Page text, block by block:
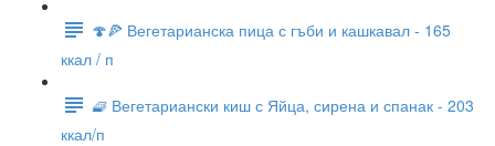
🍄🍕 Вегетарианска пица с гъби и кашкавал - 165
ккал / п
🧇 Вегетариански киш с Яйца, сирена и спанак - 203
ккал/п